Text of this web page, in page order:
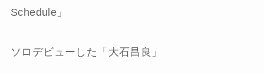
Schedule」
ソロデビューした「大石昌良」